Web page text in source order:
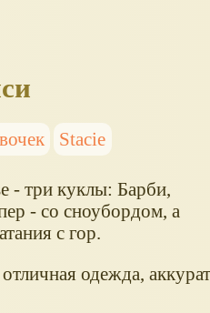
Stacie
- три куклы: Барби,
- со сноубордом, а
с гор.
одежда,